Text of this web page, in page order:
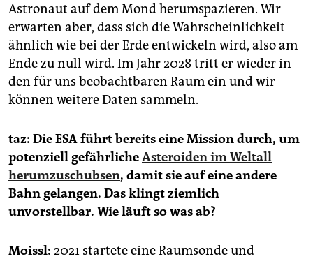
Astronaut auf dem Mond herumspazieren. Wir
erwarten aber, dass sich die Wahrscheinlichkeit
ähnlich wie bei der Erde entwickeln wird, also am
Ende zu null wird. Im Jahr 2028 tritt er wieder in
den für uns beobachtbaren Raum ein und wir
können weitere Daten sammeln.
taz: Die ESA führt bereits eine Mission durch, um
potenziell gefährlicheAsteroiden im Weltall
herumzuschubsen, damit sie auf eine andere
Bahn gelangen. Das klingt ziemlich
unvorstellbar. Wie läuft so was ab?
Moissl: 2021 startete eine Raumsonde und